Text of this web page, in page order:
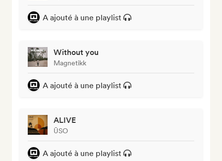
A ajouté à une playlist
Without you
Magnetikk
A ajouté à une playlist
ALIVE
ŪSO
A ajouté à une playlist